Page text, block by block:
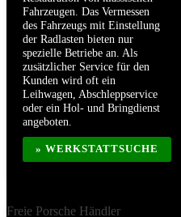
Fahrzeugen. Das Vermessen
des Fahrzeugs mit Einstellung
der Radlasten bieten nur
spezielle Betriebe an. Als
zusätzlicher Service für den
Kunden wird oft ein
Leihwagen, Abschleppservice
oder ein Hol- und Bringdienst
angeboten.
» WERKSTATTSUCHE
Freie Porsche Händler